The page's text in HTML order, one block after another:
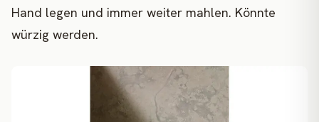
Hand legen und immer weiter mahlen. Könnte
würzig werden.